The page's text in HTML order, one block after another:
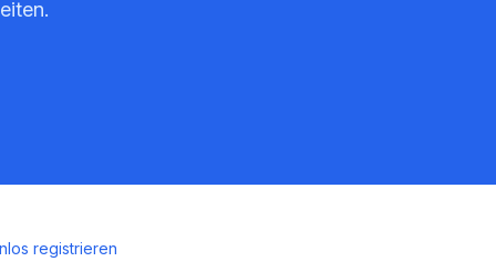
registrieren